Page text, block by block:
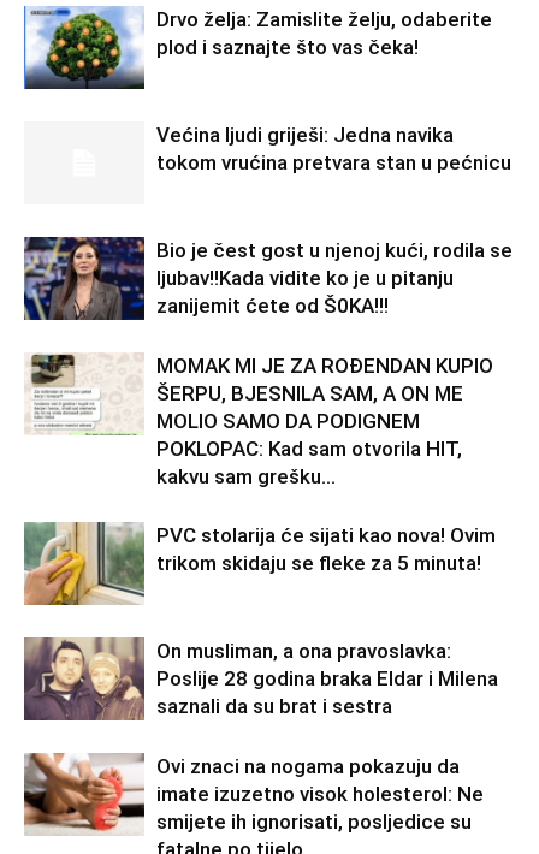
Drvo želja: Zamislite želju, odaberite
plod i saznajte što vas čeka!
Većina ljudi griješi: Jedna navika
tokom vrućina pretvara stan u pećnicu
Bio je čest gost u njenoj kući, rodila se
ljubav!!Kada vidite ko je u pitanju
zanijemit ćete od Š0KA!!!
MOMAK MI JE ZA ROĐENDAN KUPIO
ŠERPU, BJESNILA SAM, A ON ME
MOLIO SAMO DA PODIGNEM
POKLOPAC: Kad sam otvorila HIT,
kakvu sam grešku...
PVC stolarija će sijati kao nova! Ovim
trikom skidaju se fleke za 5 minuta!
On musliman, a ona pravoslavka:
Poslije 28 godina braka Eldar i Milena
saznali da su brat i sestra
Ovi znaci na nogama pokazuju da
imate izuzetno visok holesterol: Ne
smijete ih ignorisati, posljedice su